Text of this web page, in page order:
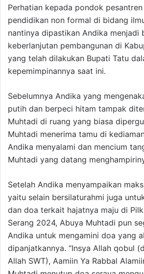
Perhatian kepada pondok
pendidikan non formal di bidang
nantinya dipastikan Andika menjadi
keberlanjutan pembangunan di
yang telah dilakukan Bupati Tatu
kepemimpinannya saat ini.
Sebelumnya Andika yang
putih dan berpeci hitam tampak
Muhtadi di ruang yang biasa
Muhtadi menerima tamu di
Andika menyalami dan mencium
Muhtadi yang datang
Setelah Andika menyampaikan
yaitu selain bersilaturahmi juga
dan doa terkait hajatnya maju di
Serang 2024, Abuya Muhtadi pun
Andika untuk mengamini doa yang
dipanjatkannya. “Insya Allah qobul
Allah SWT), Aamiin Ya Rabbal